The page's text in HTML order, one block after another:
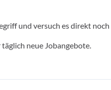
und versuch es direkt
neue Jobangebote.